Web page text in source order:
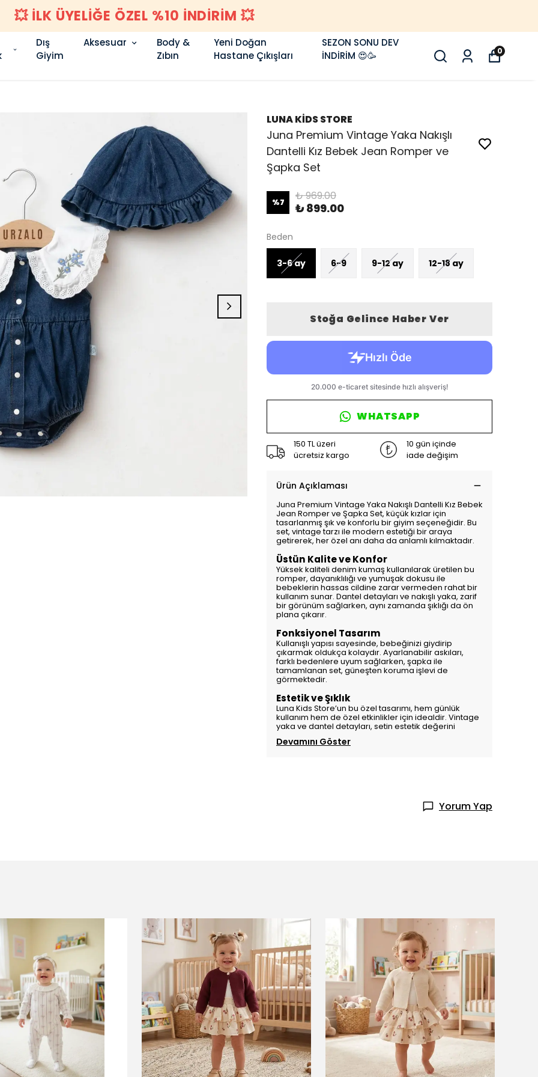
ÖZEL %10 İNDİRİM 💥
Dış
Giyim
Aksesuar
Body &
Zıbın
Yeni Doğan
Hastane Çıkışları
SEZON SONU DEV
İNDİRİM 😍🥳
0
LUNA KİDS STORE
Juna Premium Vintage Yaka Nakışlı
Dantelli Kız Bebek Jean Romper ve
Şapka Set
%7 ₺ 969.00
₺ 899.00
Beden
3-6 ay 6-9 9-12 ay 12-18 ay
Stoğa Gelince Haber Ver
WHATSAPP
150 TL üzeri
ücretsiz kargo
10 gün içinde
iade değişim
Ürün Açıklaması
Juna Premium Vintage Yaka Nakışlı Dantelli Kız Bebek
Jean Romper ve Şapka Set, küçük kızlar için
tasarlanmış şık ve konforlu bir giyim seçeneğidir. Bu
set, vintage tarzı ile modern estetiği bir araya
getirerek, her özel anı daha da anlamlı kılmaktadır.
Üstün Kalite ve Konfor
Yüksek kaliteli denim kumaş kullanılarak üretilen bu
romper, dayanıklılığı ve yumuşak dokusu ile
bebeklerin hassas cildine zarar vermeden rahat bir
kullanım sunar. Dantel detayları ve nakışlı yaka, zarif
bir görünüm sağlarken, aynı zamanda şıklığı da ön
plana çıkarır.
Fonksiyonel Tasarım
Kullanışlı yapısı sayesinde, bebeğinizi giydirip
çıkarmak oldukça kolaydır. Ayarlanabilir askıları,
farklı bedenlere uyum sağlarken, şapka ile
tamamlanan set, güneşten koruma işlevi de
görmektedir.
Estetik ve Şıklık
Luna Kids Store’un bu özel tasarımı, hem günlük
kullanım hem de özel etkinlikler için idealdir. Vintage
yaka ve dantel detayları, setin estetik değerini
Devamını Göster
Yorum Yap